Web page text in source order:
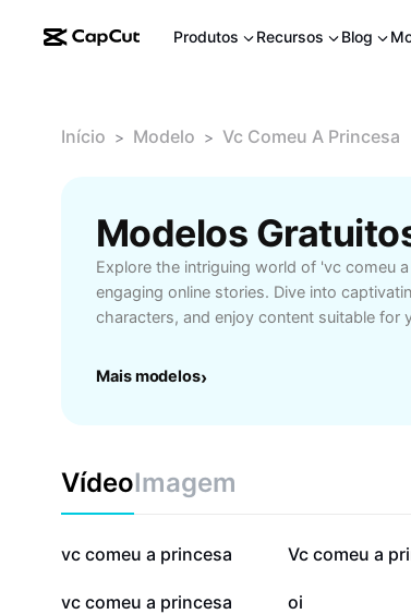
Produtos Recursos Blog
Início > Modelo > Vc Comeu A Princesa
Explore the intriguing world of 'vc comeu
engaging online stories. Dive into
characters, and enjoy content suitable for
platform ensures a safe and enjoyable
Mais modelos›
VídeoImagem
403,7 mil
vc comeu a princesa 398,2 mil
Vc comeu a
5,6 mil
vc comeu a princesa oi